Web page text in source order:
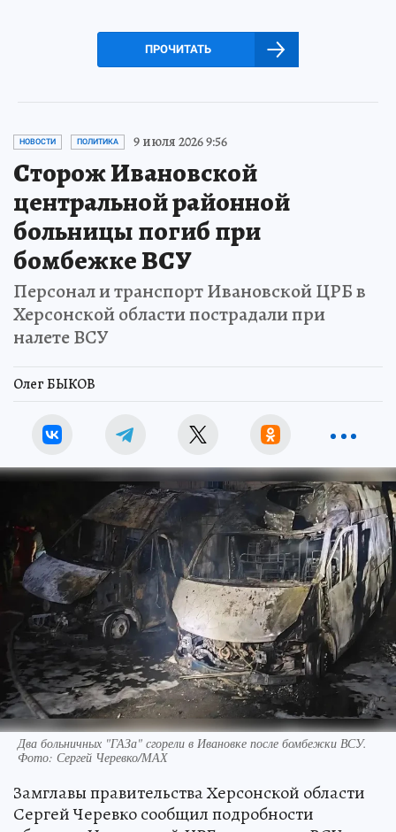
ПРОЧИТАТЬ
НОВОСТИ ПОЛИТИКА 9 июля 2026 9:56
Сторож Ивановской
центральной районной
больницы погиб при
бомбежке ВСУ
Персонал и транспорт Ивановской ЦРБ в
Херсонской области пострадали при
налете ВСУ
Олег БЫКОВ
Два больничных "ГАЗа" сгорели в Ивановке после бомбежки ВСУ.
Фото: Сергей Черевко/МАХ
Замглавы правительства Херсонской области
Сергей Черевко сообщил подробности